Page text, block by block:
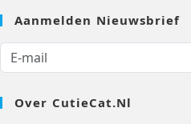
Aanmelden Nieuwsbrief
Over CutieCat.nl